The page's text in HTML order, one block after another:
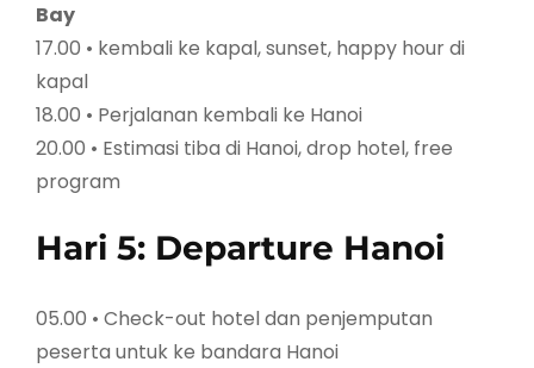
Bay
17.00 • kembali ke kapal, sunset, happy hour di
kapal
18.00 • Perjalanan kembali ke Hanoi
20.00 • Estimasi tiba di Hanoi, drop hotel, free
program
Hari 5: Departure Hanoi
05.00 • Check-out hotel dan penjemputan
peserta untuk ke bandara Hanoi